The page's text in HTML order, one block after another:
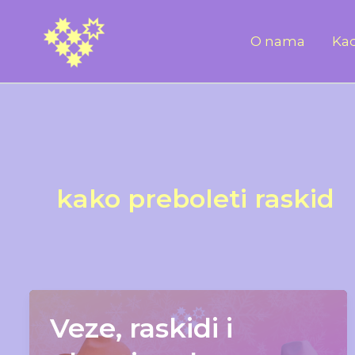
O nama
kako preboleti raskid
Veze, raskidi i